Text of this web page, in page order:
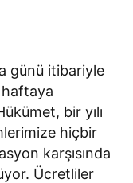
günü itibariyle
haftaya
bir yılı
hiçbir
karşısında
Ücretliler